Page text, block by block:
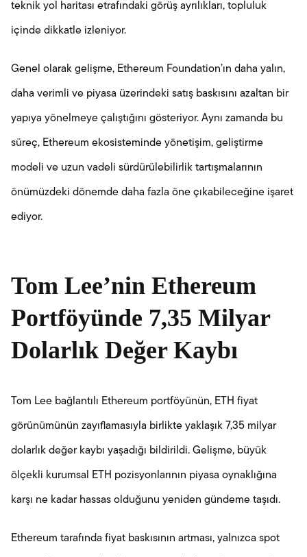
teknik yol haritası etrafındaki görüş ayrılıkları, topluluk
içinde dikkatle izleniyor.
Genel olarak gelişme, Ethereum Foundation’ın daha yalın,
daha verimli ve piyasa üzerindeki satış baskısını azaltan bir
yapıya yönelmeye çalıştığını gösteriyor. Aynı zamanda bu
süreç, Ethereum ekosisteminde yönetişim, geliştirme
modeli ve uzun vadeli sürdürülebilirlik tartışmalarının
önümüzdeki dönemde daha fazla öne çıkabileceğine işaret
ediyor.
Tom Lee’nin Ethereum
Portföyünde 7,35 Milyar
Dolarlık Değer Kaybı
Tom Lee bağlantılı Ethereum portföyünün, ETH fiyat
görünümünün zayıflamasıyla birlikte yaklaşık 7,35 milyar
dolarlık değer kaybı yaşadığı bildirildi. Gelişme, büyük
ölçekli kurumsal ETH pozisyonlarının piyasa oynaklığına
karşı ne kadar hassas olduğunu yeniden gündeme taşıdı.
Ethereum tarafında fiyat baskısının artması, yalnızca spot